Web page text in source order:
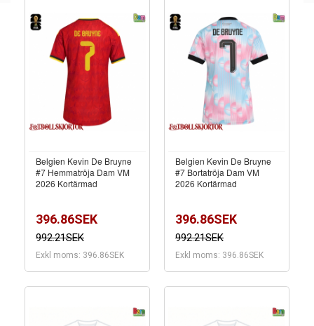
Belgien Kevin De Bruyne
#7 Hemmatröja Dam VM
2026 Kortärmad
396.86SEK
992.21SEK
Exkl moms: 396.86SEK
Belgien Kevin De Bruyne
#7 Bortatröja Dam VM
2026 Kortärmad
396.86SEK
992.21SEK
Exkl moms: 396.86SEK